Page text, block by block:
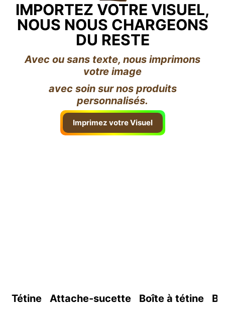
IMPORTEZ VOTRE VISUEL,
NOUS NOUS CHARGEONS
DU RESTE
Avec ou sans texte, nous imprimons
votre image
avec soin sur nos produits
personnalisés.
Imprimez votre Visuel
Tétine Attache-sucette Boîte à tétine